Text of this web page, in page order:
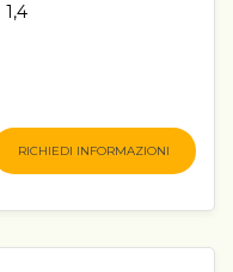
RICHIEDI INFORMAZIONI